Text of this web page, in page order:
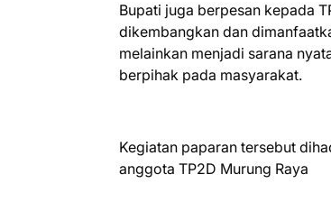
Bupati juga berpesan kepada
dikembangkan dan
melainkan menjadi sarana
berpihak pada masyarakat.
Kegiatan paparan tersebut
anggota TP2D Murung Raya